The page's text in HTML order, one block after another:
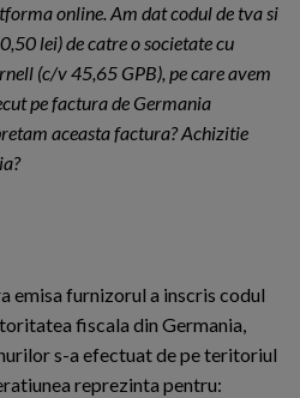
online. Am dat codul de tva si
lei) de catre o societate cu
(c/v 45,65 GPB), pe care avem
pe factura de Germania
aceasta factura? Achizitie
emisa furnizorul a inscris codul
fiscala din Germania,
s-a efectuat de pe teritoriul
reprezinta pentru: